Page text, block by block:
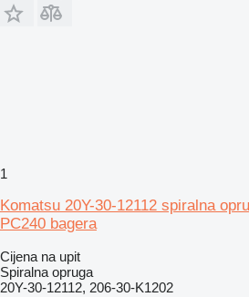
1
Komatsu 20Y-30-12112 spiralna
PC240 bagera
Cijena na upit
Spiralna opruga
20Y-30-12112, 206-30-K1202